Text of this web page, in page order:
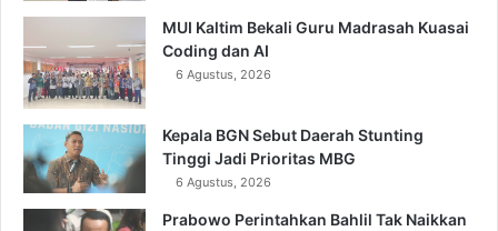
MUI Kaltim Bekali Guru Madrasah Kuasai
Coding dan AI
6 Agustus, 2026
Kepala BGN Sebut Daerah Stunting
Tinggi Jadi Prioritas MBG
6 Agustus, 2026
Prabowo Perintahkan Bahlil Tak Naikkan